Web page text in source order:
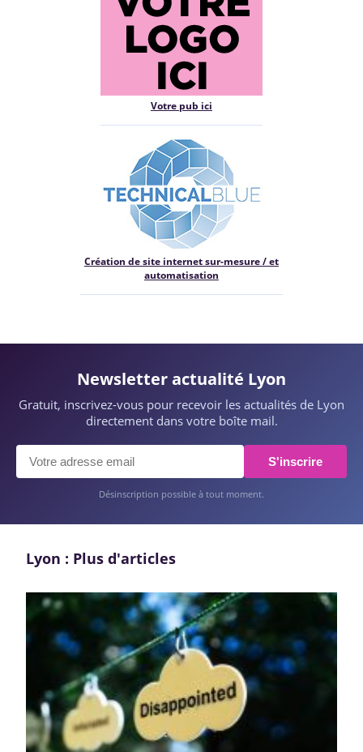
Votre pub ici
Création de site internet sur-mesure / et
automatisation
Newsletter actualité Lyon
Gratuit, inscrivez-vous pour recevoir les actualités de Lyon
directement dans votre boîte mail.
S'inscrire
Désinscription possible à tout moment.
Lyon : Plus d'articles